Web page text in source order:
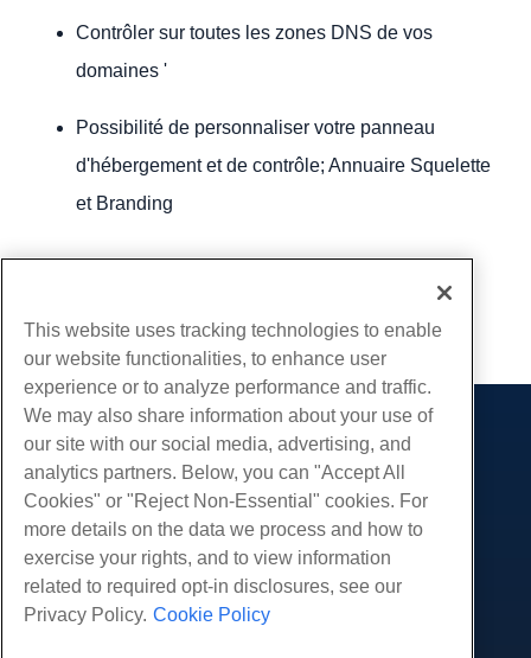
Contrôler sur toutes les zones DNS de vos
domaines '
Possibilité de personnaliser votre panneau
d'hébergement et de contrôle; Annuaire Squelette
et Branding
Copie URL
Des produits
Hébergement Web
Hébergement professionnel
Revendeur Hébergeur
Revendeur en marque blanche
Géré Linux VPS
Prestations de service
Migrations de sites Web
Communauté
Documentation produit
Tutoriels
Compagnie
À propos de nous
This website uses tracking technologies to enable
our website functionalities, to enhance user
experience or to analyze performance and traffic.
We may also share information about your use of
our site with our social media, advertising, and
analytics partners. Below, you can "Accept All
Cookies" or "Reject Non-Essential" cookies. For
more details on the data we process and how to
exercise your rights, and to view information
related to required opt-in disclosures, see our
Privacy Policy. Cookie Policy